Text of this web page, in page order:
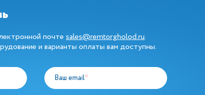
почте sales@remtorgholod.ru.
и варианты оплаты вам доступны.
Ваш email*